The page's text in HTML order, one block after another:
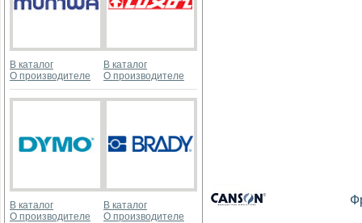
В каталог
О производителе
В каталог
О производителе
В каталог
О производителе
В каталог
О производителе